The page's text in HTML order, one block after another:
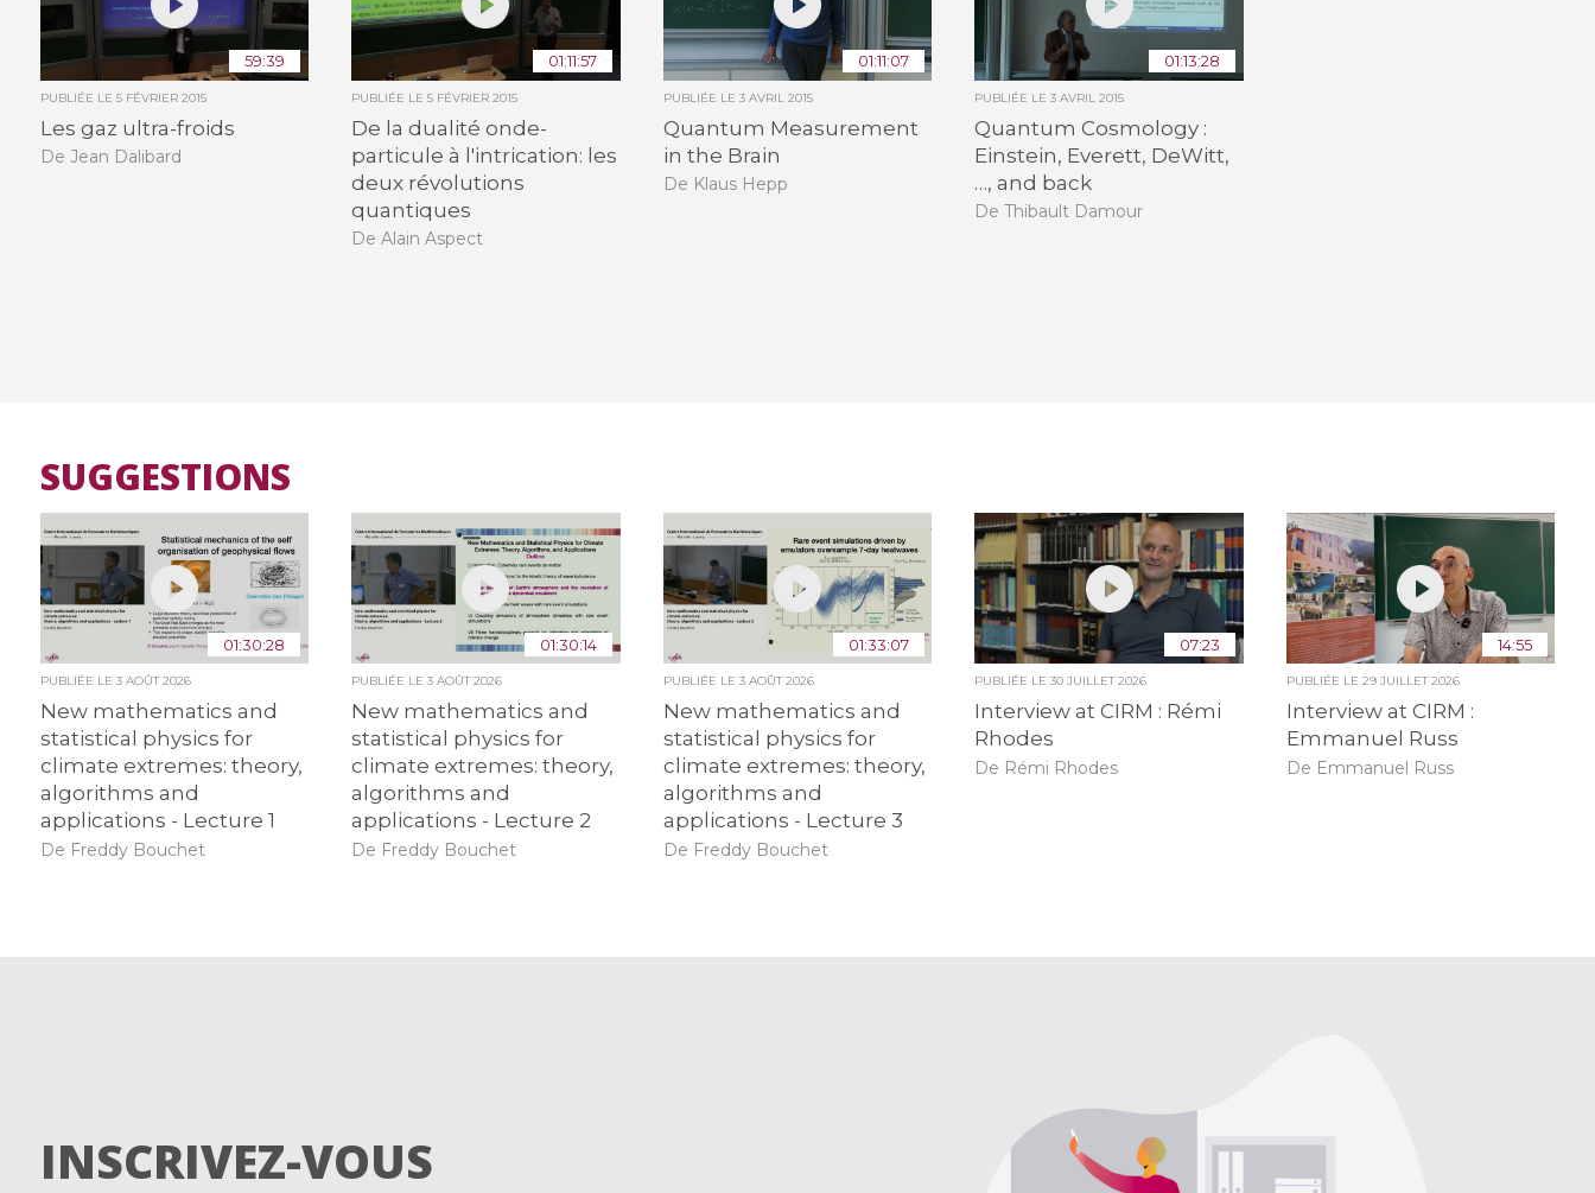
59:39
PUBLIÉE LE 5 FÉVRIER 2015
Les gaz ultra-froids
De Jean Dalibard
01:11:57
PUBLIÉE LE5 FÉVRIER 2015
De la dualité onde-
particule à l'intrication: les
deux révolutions
quantiques
De Alain Aspect
01:11:07
PUBLIÉE LE 3 AVRIL 2015
Quantum Measurement
in the Brain
De Klaus Hepp
01:13:28
PUBLIÉE LE3 AVRIL 2015
Quantum Cosmology :
Einstein, Everett, DeWitt,
…, and back
De Thibault Damour
SUGGESTIONS
01:30:28
PUBLIÉE LE 3 AOÛT 2026
New mathematics and
statistical physics for
climate extremes: theory,
algorithms and
applications - Lecture 1
De Freddy Bouchet
01:30:14
PUBLIÉE LE3 AOÛT 2026
New mathematics and
statistical physics for
climate extremes: theory,
algorithms and
applications - Lecture 2
De Freddy Bouchet
01:33:07
PUBLIÉE LE 3 AOÛT 2026
New mathematics and
statistical physics for
climate extremes: theory,
algorithms and
applications - Lecture 3
De Freddy Bouchet
07:23
PUBLIÉE LE30 JUILLET 2026
Interview at CIRM : Rémi
Rhodes
De Rémi Rhodes
14:55
PUBLIÉE LE 29 JUILLET 2026
Interview at CIRM :
Emmanuel Russ
De Emmanuel Russ
INSCRIVEZ-VOUS